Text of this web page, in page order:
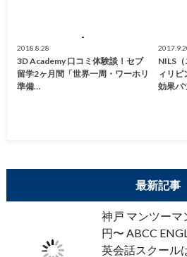
2018.8.28
3D Academy 口コミ体験談！セブ
留学2ヶ月間「世界一周・ワーホリ
準備…
NILS
ィリピ
効果バ
最新記事
神戸 マンツーマ
円〜 ABCC
英会話スクール